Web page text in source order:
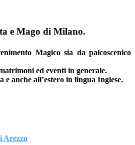
e Mago di Milano.
Magico sia da palcoscenico
ed eventi in generale.
anche all’estero in lingua Inglese.
Arezzo